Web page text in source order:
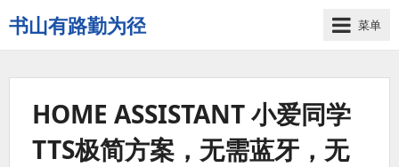
书山有路勤为径
学
海
菜单
HOME ASSISTANT 小爱同学
TTS极简方案，无需蓝牙，无